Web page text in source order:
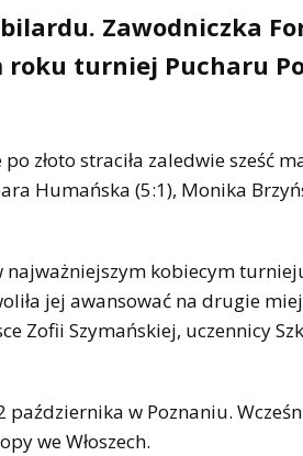
Zawodniczka
roku turniej Pucharu
złoto straciła zaledwie sześć
Humańska (5:1), Monika
kobiecym
jej awansować na drugie
Zofii Szymańskiej, uczennicy
października w Poznaniu.
we Włoszech.